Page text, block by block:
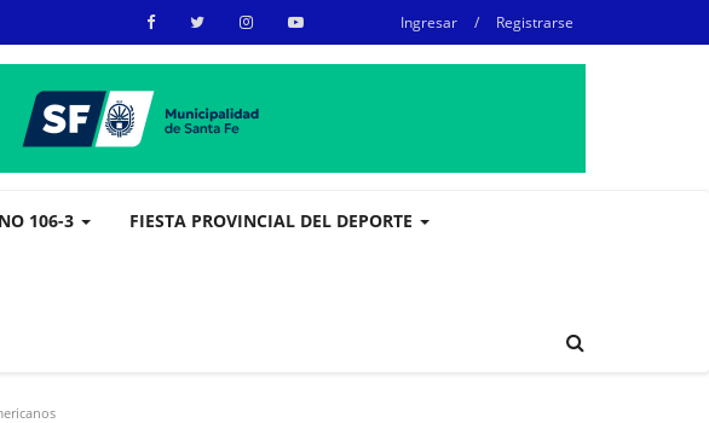
Ingresar / Registrarse
106-3 FIESTA PROVINCIAL DEL DEPORTE